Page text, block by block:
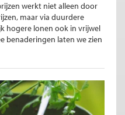
werkt niet alleen door
maar via duurdere
hogere lonen ook in vrijwel
benaderingen laten we zien